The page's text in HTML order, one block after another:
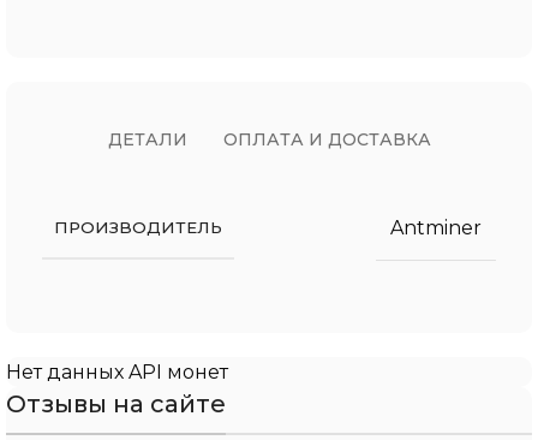
ДЕТАЛИ ОПЛАТА И ДОСТАВКА
ПРОИЗВОДИТЕЛЬ Antminer
Нет данных API монет
Отзывы на сайте